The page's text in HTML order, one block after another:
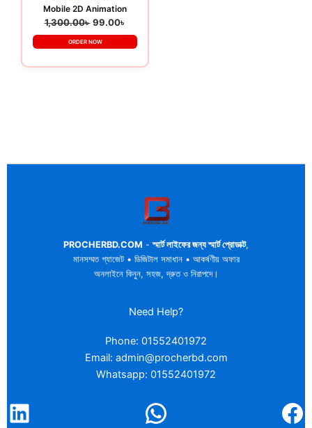
Mobile 2D Animation
1,300.00৳ 99.00৳
ORDER NOW
PROCHERBD.COM -স্মার্ট লাইফের জন্য স্মার্ট প্রোডাক্ট,
মানসম্মত গ্যাজেট • ডিজিটাল সমাধান • আকর্ষণীয় অফার
অনলাইনে কিনুন, সহজ, দ্রুত ও নিরাপদে।
Need Help?
Phone: 01552401972
Email: admin@procherbd.com
Whatsapp: 01552401972